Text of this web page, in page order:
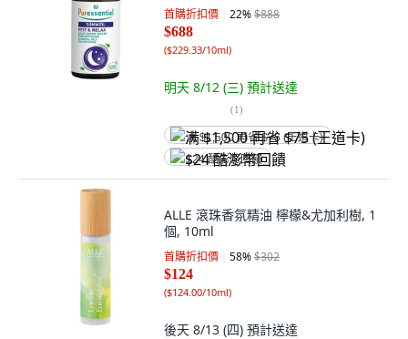
首購折扣價 22%$888
$688
($229.33/10ml)
明天 8/12 (三) 預計送達
(1)
满 $1,500 再省 $75 (王道卡)
$24 酷澎幣回饋
ALLE 滾珠香氛精油 檸檬&尤加利樹, 1
個, 10ml
首購折扣價 58%$302
$124
($124.00/10ml)
後天 8/13 (四) 預計送達